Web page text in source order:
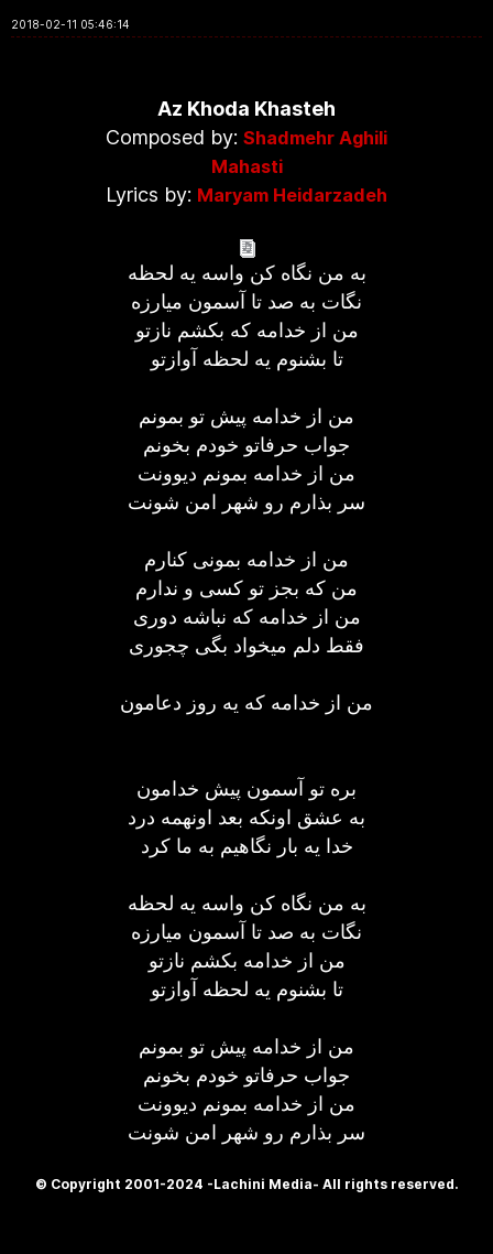
2018-02-11 05:46:14
Az Khoda Khasteh
Composed by: Shadmehr Aghili
Mahasti
Lyrics by: Maryam Heidarzadeh
به من نگاه کن واسه یه لحظه
نگات به صد تا آسمون میارزه
من از خدامه که بکشم نازتو
تا بشنوم یه لحظه آوازتو
من از خدامه پیش تو بمونم
جواب حرفاتو خودم بخونم
من از خدامه بمونم دیوونت
سر بذارم رو شهر امن شونت
من از خدامه بمونی کنارم
من که بجز تو کسی و ندارم
من از خدامه که نباشه دوری
فقط دلم میخواد بگی چجوری
من از خدامه که یه روز دعامون
بره تو آسمون پیش خدامون
به عشق اونکه بعد اونهمه درد
خدا یه بار نگاهیم به ما کرد
به من نگاه کن واسه یه لحظه
نگات به صد تا آسمون میارزه
من از خدامه بکشم نازتو
تا بشنوم یه لحظه آوازتو
من از خدامه پیش تو بمونم
جواب حرفاتو خودم بخونم
من از خدامه بمونم دیوونت
سر بذارم رو شهر امن شونت
© Copyright 2001-2024 -Lachini Media- All rights reserved.